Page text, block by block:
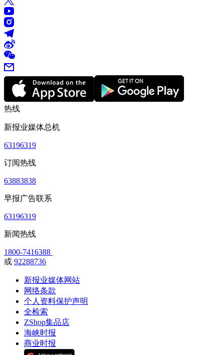
热线
新报业媒体总机
63196319
订阅热线
63883838
早报广告联系
63196319
新闻热线
1800-7416388
或 92288736
新报业媒体网站
网络条款
个人资料保护声明
全检索
ZShop集品店
海峡时报
商业时报